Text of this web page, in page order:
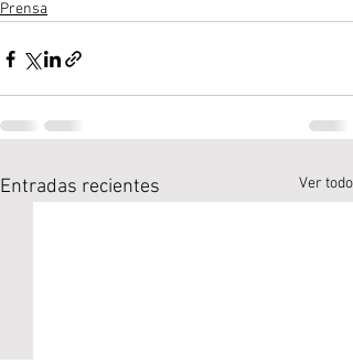
Prensa
Entradas recientes Ver todo